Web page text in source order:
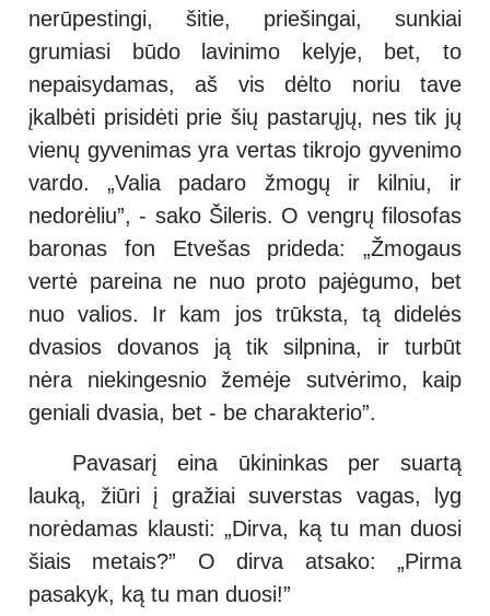
nerūpestingi, šitie, priešingai, sunkiai
grumiasi būdo lavinimo kelyje, bet, to
nepaisydamas, aš vis dėlto noriu tave
įkalbėti prisidėti prie šių pastarųjų, nes tik jų
vienų gyvenimas yra vertas tikrojo gyvenimo
vardo. „Valia padaro žmogų ir kilniu, ir
nedorėliu”, - sako Šileris. O vengrų filosofas
baronas fon Etvešas prideda: „Žmogaus
vertė pareina ne nuo proto pajėgumo, bet
nuo valios. Ir kam jos trūksta, tą didelės
dvasios dovanos ją tik silpnina, ir turbūt
nėra niekingesnio žemėje sutvėrimo, kaip
geniali dvasia, bet - be charakterio”.
Pavasarį eina ūkininkas per suartą
lauką, žiūri į gražiai suverstas vagas, lyg
norėdamas klausti: „Dirva, ką tu man duosi
šiais metais?” O dirva atsako: „Pirma
pasakyk, ką tu man duosi!”